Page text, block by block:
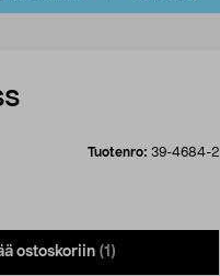
Tuotenro: 39-4684-2
ostoskoriin (1)